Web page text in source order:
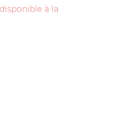
à la